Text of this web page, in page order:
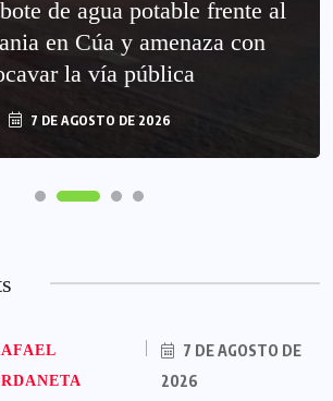
de agua potable frente al
en Cúa y amenaza con
la vía pública
7 DE AGOSTO DE 2026
7 DE AGOSTO DE
2026